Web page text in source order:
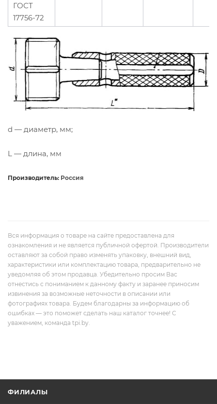
ГОСТ
17756-72
d — диаметр, мм;
L — длина, мм
Производитель: Россия
Вся информация о товаре на сайте предоставлена для
ознакомления и не является публичной офертой. Производители
оставляют за собой право изменять упаковку, внешний вид,
характеристики или комплектацию товара, предварительно не
уведомляя об этом продавца. Убедительно просим Вас
отнестись с пониманием к данному факту и заранее приносим
извинения за возможные неточности в описании или
фотографиях товара. Будем благодарны за информацию об
ошибках — это поможет сделать наш каталог точнее! С
уважением, команда tpi.by.
ФИЛИАЛЫ